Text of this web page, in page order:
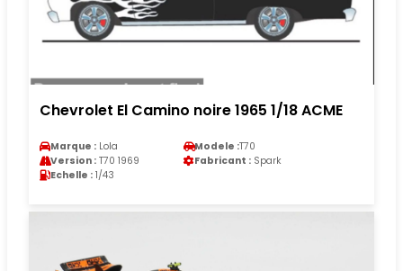
Chevrolet El Camino noire 1965 1/18 ACME
Marque : Lola Modele :T70
Version : T70 1969 Fabricant : Spark
Echelle : 1/43